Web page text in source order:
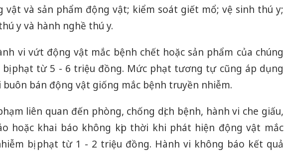
vật và sản phẩm động vật; kiểm soát giết mổ; vệ sinh thú y;
y và hành nghề thú y.
vi vứt động vật mắc bệnh chết hoặc sản phẩm của chúng
phạt từ 5 - 6 triệu đồng. Mức phạt tương tự cũng áp dụng
buôn bán động vật giống mắc bệnh truyền nhiễm.
liên quan đến phòng, chống dịch bệnh, hành vi che giấu,
hoặc khai báo không kịp thời khi phát hiện động vật mắc
bị phạt từ 1 - 2 triệu đồng. Hành vi không báo kết quả